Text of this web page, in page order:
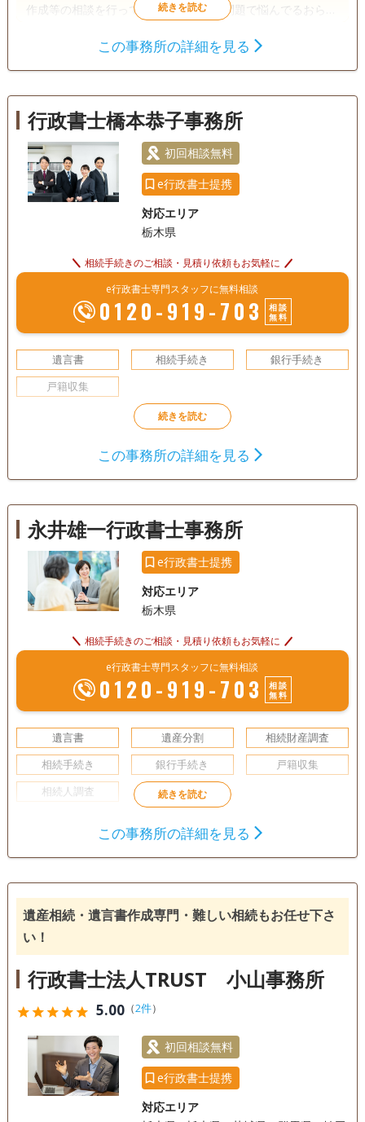
作成等の相談を行っております。 相続問題で悩んでるおられ
遺産分割
相続人調査
初回相談無料
この事務所の詳細を見る
行政書士橋本恭子事務所
初回相談無料
e行政書士提携
対応エリア
栃木県
相続手続きのご相談・見積り依頼もお気軽に
e行政書士専門スタッフに無料相談
0120-919-703
相談
無料
遺言書 相続手続き
銀行手続き
戸籍収集
この事務所の詳細を見る
永井雄一行政書士事務所
e行政書士提携
対応エリア
栃木県
相続手続きのご相談・見積り依頼もお気軽に
e行政書士専門スタッフに無料相談
0120-919-703
相談
無料
遺言書 遺産分割
相続財産調査
相続手続き
銀行手続き
戸籍収集
相続人調査
この事務所の詳細を見る
遺産相続・遺言書作成専門・難しい相続もお任せ下さ
い！
行政書士法人TRUST 小山事務所
starstarstarstarstar 5.00（2件）
初回相談無料
e行政書士提携
対応エリア